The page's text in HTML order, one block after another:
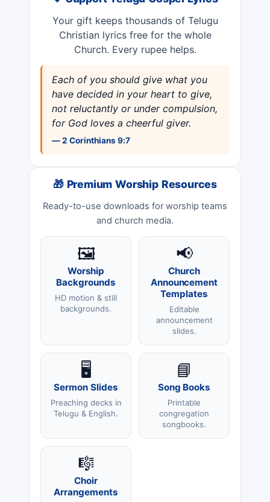
Your gift keeps thousands of Telugu
Christian lyrics free for the whole
Church. Every rupee helps.
Each of you should give what you
have decided in your heart to give,
not reluctantly or under compulsion,
for God loves a cheerful giver.
— 2 Corinthians 9:7
🎁 Premium Worship Resources
Ready-to-use downloads for worship teams
and church media.
🖼️
Worship
Backgrounds
HD motion & still
backgrounds.
📢
Church
Announcement
Templates
Editable
announcement
slides.
🖥️
Sermon Slides
Preaching decks in
Telugu & English.
📘
Song Books
Printable
congregation
songbooks.
🎼
Choir
Arrangements